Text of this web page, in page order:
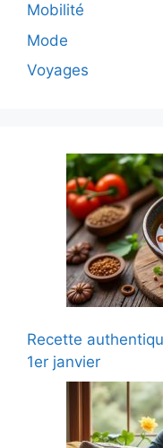
Mobilité
Mode
Voyages
Recette
1er janvier